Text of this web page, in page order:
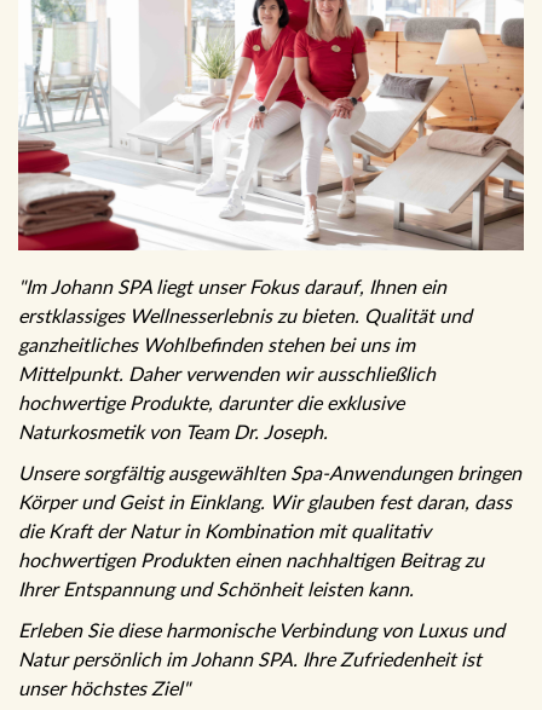
"Im Johann SPA liegt unser Fokus darauf, Ihnen ein
erstklassiges Wellnesserlebnis zu bieten. Qualität und
ganzheitliches Wohlbefinden stehen bei uns im
Mittelpunkt. Daher verwenden wir ausschließlich
hochwertige Produkte, darunter die exklusive
Naturkosmetik von Team Dr. Joseph.
Unsere sorgfältig ausgewählten Spa-Anwendungen bringen
Körper und Geist in Einklang. Wir glauben fest daran, dass
die Kraft der Natur in Kombination mit qualitativ
hochwertigen Produkten einen nachhaltigen Beitrag zu
Ihrer Entspannung und Schönheit leisten kann.
Erleben Sie diese harmonische Verbindung von Luxus und
Natur persönlich im Johann SPA. Ihre Zufriedenheit ist
unser höchstes Ziel"